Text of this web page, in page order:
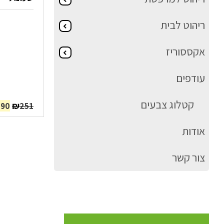
₪251
ריהוט לבית
אקססוריז
עודפים
קטלוג צבעים
אודות
צור קשר